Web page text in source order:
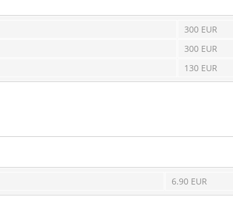
300 EUR
300 EUR
130 EUR
6.90 EUR